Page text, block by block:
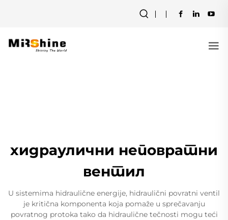
хидраулични неповратни
вентил
U sistemima hidraulične energije, hidraulični povratni ventil
je kritična komponenta koja pomaže u sprečavanju
povratnog protoka tako da hidraulične tečnosti mogu teći